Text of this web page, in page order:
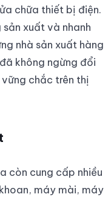
chữa thiết bị điện.
xuất và nhanh
nhà sản xuất hàng
không ngừng đổi
chắc trên thị
còn cung cấp nhiều
máy mài, máy